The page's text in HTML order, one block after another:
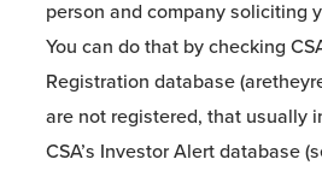
person and company soliciting
You can do that by checking
Registration database
are not registered, that usually
CSA’s Investor Alert database